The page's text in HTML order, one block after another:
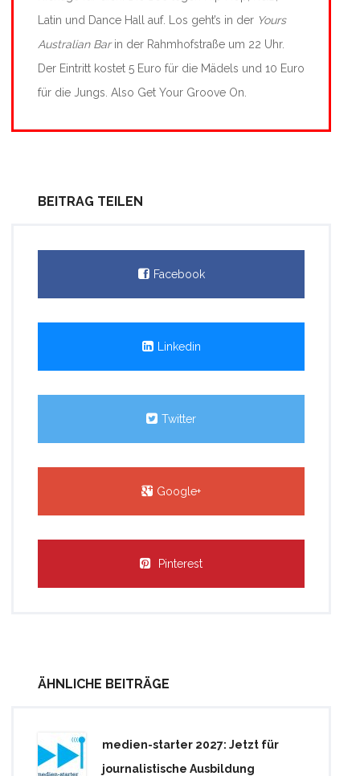
Latin und Dance Hall auf. Los geht’s in der Yours
Australian Barin der Rahmhofstraße um 22 Uhr.
Der Eintritt kostet 5 Euro für die Mädels und 10 Euro
für die Jungs. Also Get Your Groove On.
BEITRAG TEILEN
Facebook
Linkedin
Twitter
Google+
Pinterest
ÄHNLICHE BEITRÄGE
medien-starter 2027: Jetzt für
journalistische Ausbildung